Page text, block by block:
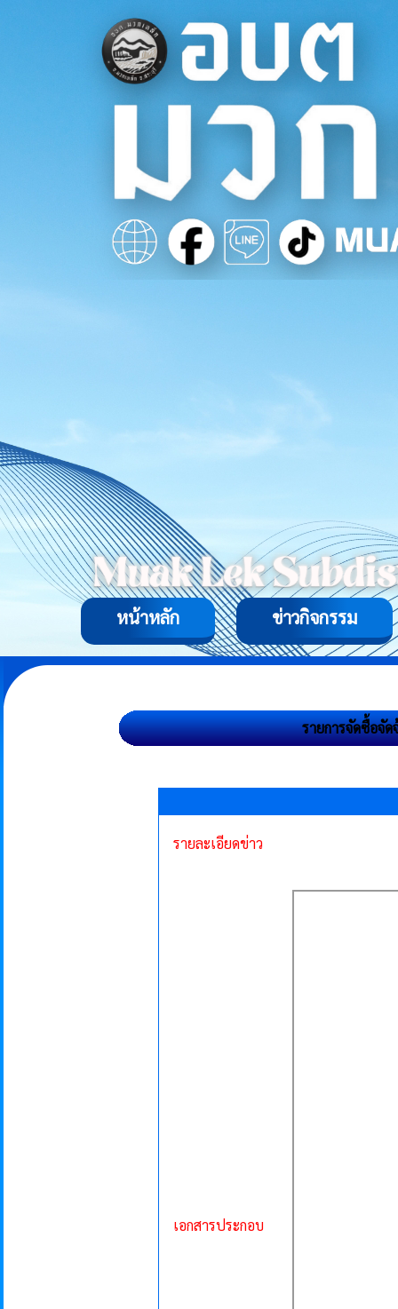
หน้าหลัก ข่าวกิจกรรม
รายการจัดซื้อจั
รายละเอียดข่าว
เอกสารประกอบ